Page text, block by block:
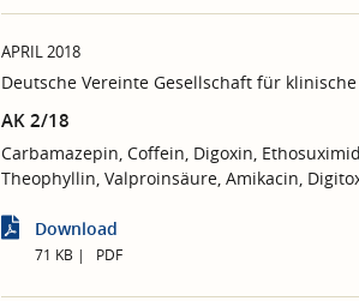
APRIL 2018
Deutsche Vereinte Gesellschaft für
AK 2/18
Carbamazepin, Coffein, Digoxin,
Theophyllin, Valproinsäure, Amikacin,
Download
71 KB PDF